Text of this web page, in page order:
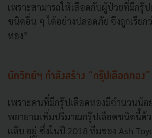
เพราะสามารถให้เลือดกับผู้ป่วยที่มีกรุ๊ป
ชนิดอื่น ๆ ได้อย่างปลอดภัย จึงถูกเรียก
ทอง”
นักวิทย์ฯ กำลังสร้าง “กรุ๊ปเลือดทอง”
เพราะคนที่มีกรุ๊ปเลือดทองมีจำนวนน้อ
พยายามเพิ่มปริมาณกรุ๊ปเลือดชนิดนี้ด้ว
แล๊บ อยู่ ซึ่งในปี 2018 ทีมของ Ash